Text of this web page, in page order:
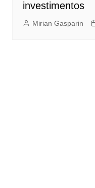
investimentos
Mirian Gasparin